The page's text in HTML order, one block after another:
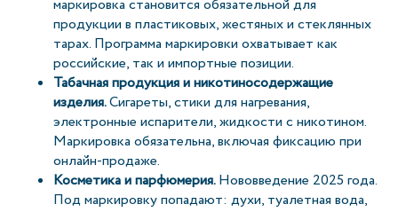
маркировка становится обязательной для
продукции в пластиковых, жестяных и стеклянных
тарах. Программа маркировки охватывает как
российские, так и импортные позиции.
Табачная продукция и никотиносодержащие
изделия.Сигареты, стики для нагревания,
электронные испарители, жидкости с никотином.
Маркировка обязательна, включая фиксацию при
онлайн-продаже.
Косметика и парфюмерия.Нововведение 2025 года.
Под маркировку попадают: духи, туалетная вода,